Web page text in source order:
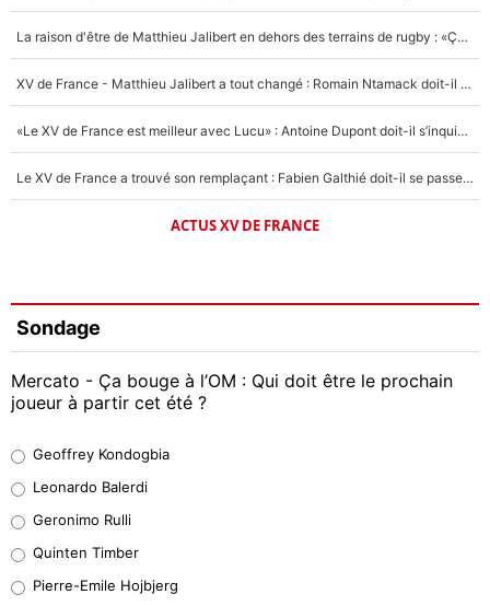
La raison d'être de Matthieu Jalibert en dehors des terrains de rugby : «Ça m'atteint autant que si tu touches à un membre de ma famille»
XV de France - Matthieu Jalibert a tout changé : Romain Ntamack doit-il s’inquiéter pour sa place à un an de la Coupe du monde ?
«Le XV de France est meilleur avec Lucu» : Antoine Dupont doit-il s’inquiéter pour sa place ?
Le XV de France a trouvé son remplaçant : Fabien Galthié doit-il se passer d'Antoine Dupont ?
ACTUS XV DE FRANCE
Sondage
Mercato - Ça bouge à l’OM : Qui doit être le prochain
joueur à partir cet été ?
38%
32%
5%
Geoffrey Kondogbia
Leonardo Balerdi
Geronimo Rulli
Quinten Timber
Pierre-Emile Hojbjerg